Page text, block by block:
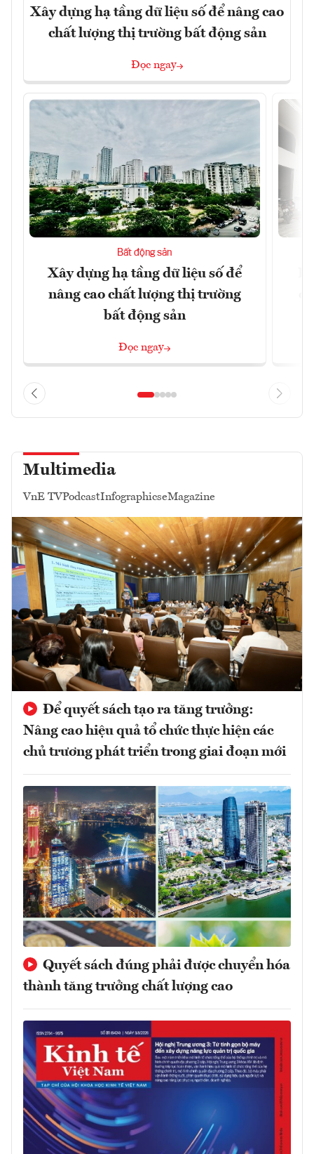
Xây dựng hạ tầng dữ liệu số để nâng cao
chất lượng thị trường bất động sản
Đọc ngay
Bất động sản
Xây dựng hạ tầng dữ liệu số để
nâng cao chất lượng thị trường
bất động sản
Đọc ngay
Multimedia
VnE TVPodcastInfographicseMagazine
Để quyết sách tạo ra tăng trưởng:
Nâng cao hiệu quả tổ chức thực hiện các
chủ trương phát triển trong giai đoạn mới
Quyết sách đúng phải được chuyển hóa
thành tăng trưởng chất lượng cao